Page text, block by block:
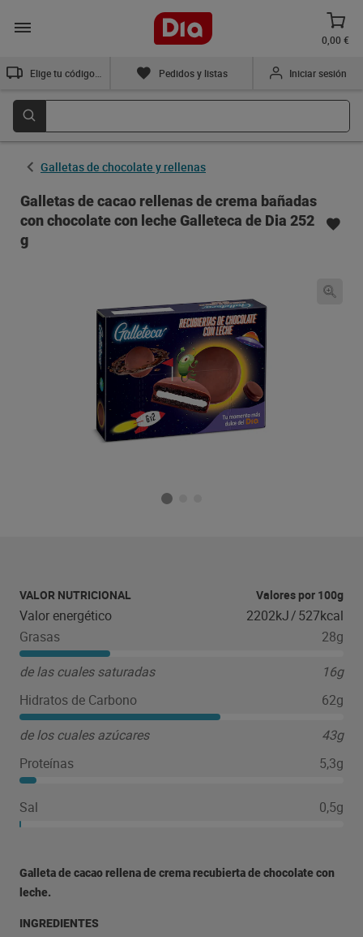
0,00 €
Pedidos y listas Iniciar sesión
Galletas de chocolate y rellenas
Galletas de cacao rellenas de crema bañadas
con chocolate con leche Galleteca de Dia 252
g
VALOR NUTRICIONAL Valores por 100g
Valor energético 2202kJ/527kcal
Grasas
28g
de las cuales saturadas
16g
Hidratos de Carbono
62g
de los cuales azúcares
43g
Proteínas
5,3g
Sal 0,5g
Galleta de cacao rellena de crema recubierta de chocolate con
leche.
INGREDIENTES